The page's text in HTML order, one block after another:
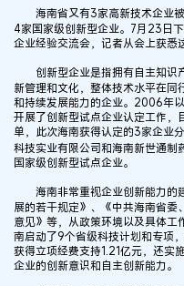
海南省又有3家高新技术企业被
4家国家级创新型企业。7月23日
企业经验交流会，记者从会上获悉
创新型企业是指拥有自主知识
新管理和文化，整体技术水平在
和持续发展能力的企业。2006年
开展了创新型试点企业认定工作，
单，此次海南获得认定的3家企业
科技实业有限公司和海南新世通制
国家级创新型试点企业。
海南非常重视企业创新能力的
展的若干规定》、《中共海南省
意见》等，从政策环境以及具体
南启动了9个省级科技计划和专项
获得立项经费支持1.21亿元，还实
企业的创新意识和自主创新能力。